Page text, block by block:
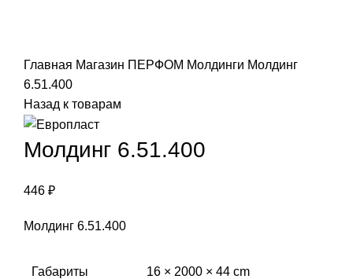
Главная Магазин ПЕРФОМ Молдинги Молдинг
6.51.400
Назад к товарам
Молдинг 6.51.400
446 ₽
Молдинг 6.51.400
Габариты 16 × 2000 × 44 cm